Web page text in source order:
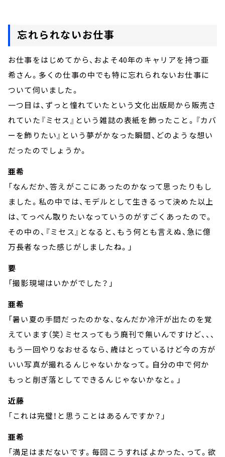
忘れられないお仕事
お仕事をはじめてから、およそ40年のキャリアを持つ亜
希さん。多くの仕事の中でも特に忘れられないお仕事に
ついて伺いました。
一つ目は、ずっと憧れていたという文化出版局から販売さ
れていた『ミセス』という雑誌の表紙を飾ったこと。『カバ
ーを飾りたい』という夢がかなった瞬間、どのような想い
だったのでしょうか。
亜希
「なんだか、答えがここにあったのかなって思ったりもし
ました。私の中では、モデルとして生きるって決めた以上
は、てっぺん取りたいなっていうのがすごくあったので。
その中の、『ミセス』となると、もう何とも言えぬ、急に億
万長者なった感じがしましたね。」
要
「撮影現場はいかがでした？」
亜希
「暑い夏の手間だったのかな、なんだか冷汗が出たのを覚
えています（笑）ミセスってもう廃刊で無いんですけど、、、
もう一回やりなおせるなら、歳はとっているけど今の方が
いい写真が撮れるんじゃないかなって。自分の中で何か
もっと削ぎ落としてできるんじゃないかなと。」
近藤
「これは完璧！と思うことはあるんですか？」
亜希
「満足はまだないです。毎回こうすればよかった、って。欲